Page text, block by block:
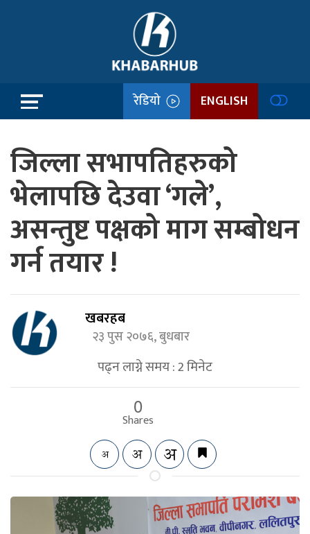
रेडियो ENGLISH
जिल्ला सभापतिहरुको
भेलापछि देउवा ‘गले’,
असन्तुष्ट पक्षको माग सम्बोधन
गर्न तयार !
खबरहब
२३ पुस २०७६, बुधबार
पढ्न लाग्ने समय :2मिनेट
0
Shares